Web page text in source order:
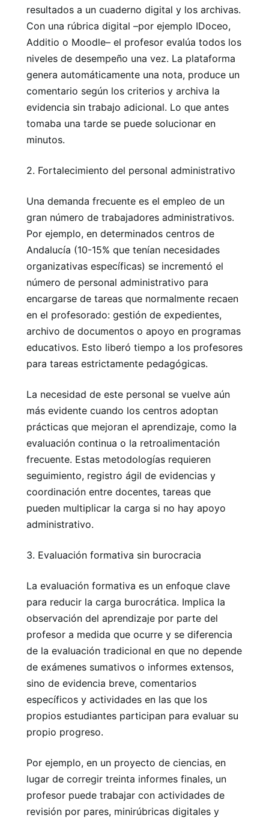
resultados a un cuaderno digital y los archivas.
Con una rúbrica digital –por ejemplo IDoceo,
Additio o Moodle– el profesor evalúa todos los
niveles de desempeño una vez. La plataforma
genera automáticamente una nota, produce un
comentario según los criterios y archiva la
evidencia sin trabajo adicional. Lo que antes
tomaba una tarde se puede solucionar en
minutos.
2. Fortalecimiento del personal administrativo
Una demanda frecuente es el empleo de un
gran número de trabajadores administrativos.
Por ejemplo, en determinados centros de
Andalucía (10-15% que tenían necesidades
organizativas específicas) se incrementó el
número de personal administrativo para
encargarse de tareas que normalmente recaen
en el profesorado: gestión de expedientes,
archivo de documentos o apoyo en programas
educativos. Esto liberó tiempo a los profesores
para tareas estrictamente pedagógicas.
La necesidad de este personal se vuelve aún
más evidente cuando los centros adoptan
prácticas que mejoran el aprendizaje, como la
evaluación continua o la retroalimentación
frecuente. Estas metodologías requieren
seguimiento, registro ágil de evidencias y
coordinación entre docentes, tareas que
pueden multiplicar la carga si no hay apoyo
administrativo.
3. Evaluación formativa sin burocracia
La evaluación formativa es un enfoque clave
para reducir la carga burocrática. Implica la
observación del aprendizaje por parte del
profesor a medida que ocurre y se diferencia
de la evaluación tradicional en que no depende
de exámenes sumativos o informes extensos,
sino de evidencia breve, comentarios
específicos y actividades en las que los
propios estudiantes participan para evaluar su
propio progreso.
Por ejemplo, en un proyecto de ciencias, en
lugar de corregir treinta informes finales, un
profesor puede trabajar con actividades de
revisión por pares, minirúbricas digitales y